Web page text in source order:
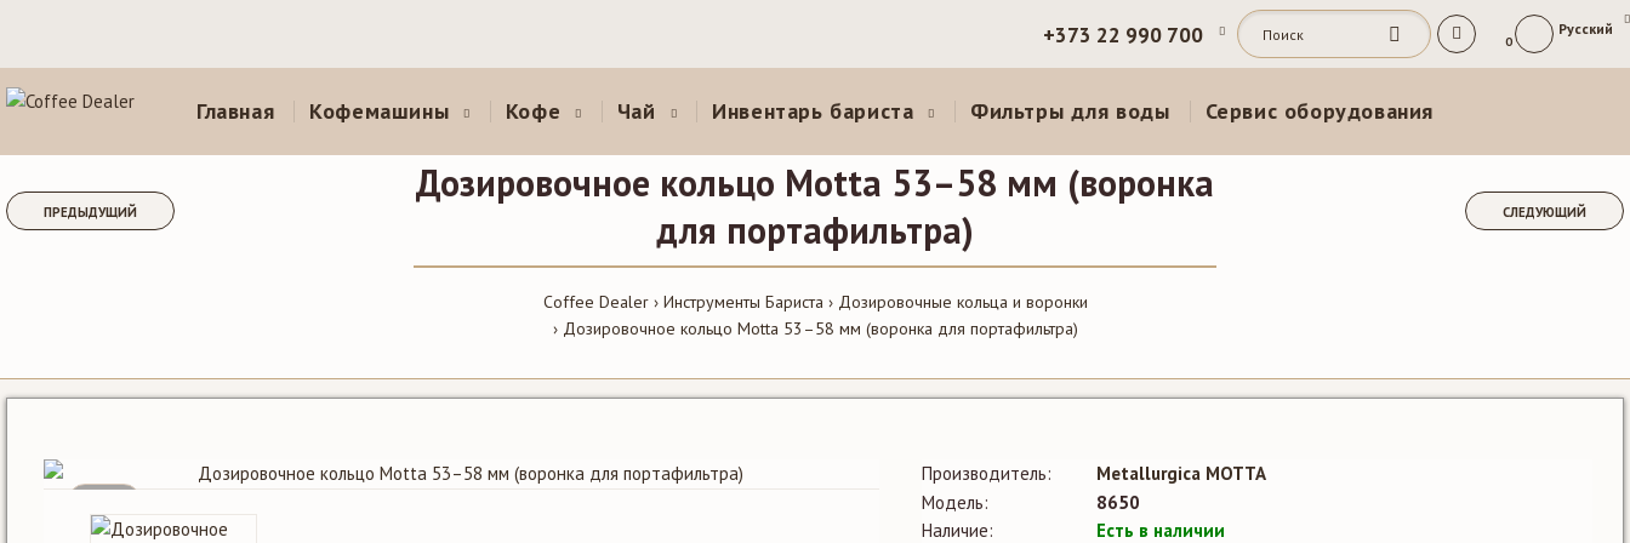
+373 22 990 700 0
Русский
Главная Кофемашины Кофе Чай Инвентарь бариста Фильтры для воды Сервис оборудования
ПРЕДЫДУЩИЙ
Дозировочное кольцо Motta 53–58 мм (воронка
для портафильтра)
Coffee Dealer Инструменты Бариста
Дозировочные кольца и воронки
Дозировочное кольцо Motta 53–58 мм (воронка для портафильтра)
СЛЕДУЮЩИЙ
Производитель:
Metallurgica MOTTA
Модель:
8650
Наличие:
Есть в наличии